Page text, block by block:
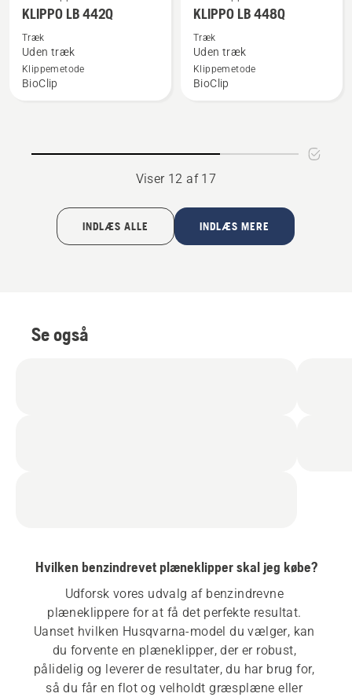
flere
om
KLIPPO
LB 442Q
KLIPPO LB 442Q
Træk
Uden træk
Klippemetode
BioClip
flere
om
KLIPPO
LB 448Q
KLIPPO LB 448Q
Træk
Uden træk
Klippemetode
BioClip
Viser 12 af 17
INDLÆS ALLE INDLÆS MERE
Se også
Hvilken benzindrevet plæneklipper skal jeg købe?
Udforsk vores udvalg af benzindrevne
plæneklippere for at få det perfekte resultat.
Uanset hvilken Husqvarna-model du vælger, kan
du forvente en plæneklipper, der er robust,
pålidelig og leverer de resultater, du har brug for,
så du får en flot og velholdt græsplæne eller